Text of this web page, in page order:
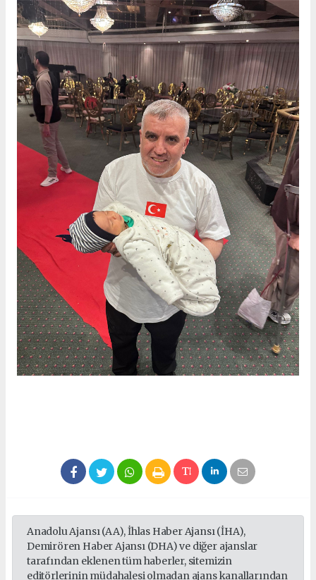
Anadolu Ajansı (AA), İhlas Haber Ajansı (İHA),
Demirören Haber Ajansı (DHA) ve diğer ajanslar
tarafından eklenen tüm haberler, sitemizin
editörlerinin müdahalesi olmadan ajans kanallarından